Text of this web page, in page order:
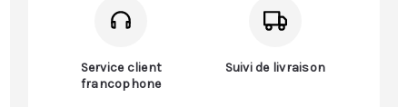
Service client
francophone
Suivi de livraison